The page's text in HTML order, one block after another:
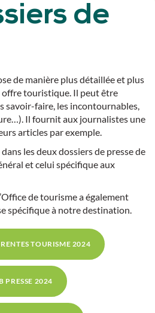
de
de manière plus détaillée et plus
touristique. Il peut être
savoir-faire, les incontournables,
Il fournit aux journalistes une
articles par exemple.
les deux dossiers de presse de
et celui spécifique aux
de tourisme a également
spécifique à notre destination.
TOURISME 2024
PRESSE 2024